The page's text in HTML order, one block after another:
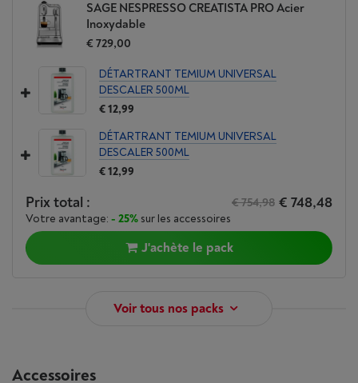
SAGE NESPRESSO CREATISTA PRO Acier
Inoxydable
€ 729,00
DÉTARTRANT TEMIUM UNIVERSAL
DESCALER 500ML
€ 12,99
DÉTARTRANT TEMIUM UNIVERSAL
DESCALER 500ML
€ 12,99
Prix total : € 754,98 € 748,48
Votre avantage: - 25% sur les accessoires
J'achète le pack
Voir tous nos packs
Accessoires